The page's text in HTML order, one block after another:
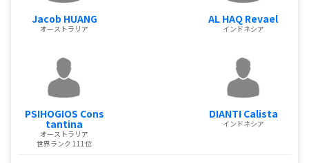
Jacob HUANG
オーストラリア
PSIHOGIOS Cons
tantina
オーストラリア
世界ランク 111位
AL HAQ Revael
インドネシア
DIANTI Calista
インドネシア